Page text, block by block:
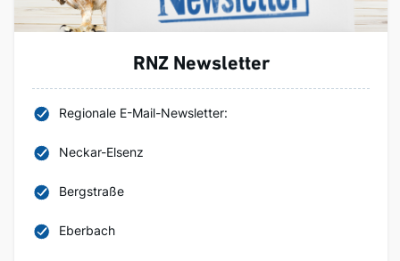
RNZ Newsletter
Regionale E-Mail-Newsletter:
Neckar-Elsenz
Bergstraße
Eberbach